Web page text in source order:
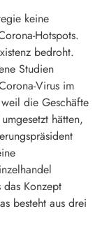
keine
Hotspots.
bedroht.
Studien
Virus im
die Geschäfte
hätten,
Konzept
besteht aus drei